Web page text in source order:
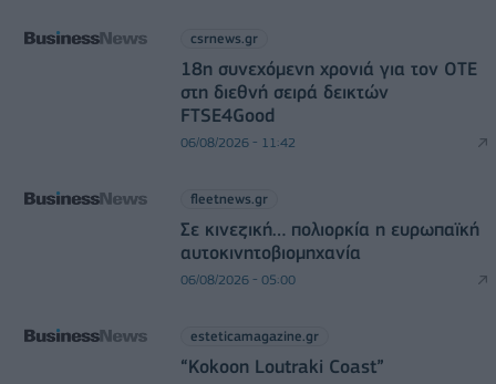
csrnews.gr
18η συνεχόμενη χρονιά για τον ΟΤΕ
στη διεθνή σειρά δεικτών
FTSE4Good
06/08/2026 - 11:42
fleetnews.gr
Σε κινεζική… πολιορκία η ευρωπαϊκή
αυτοκινητοβιομηχανία
06/08/2026 - 05:00
esteticamagazine.gr
“Kokoon Loutraki Coast”